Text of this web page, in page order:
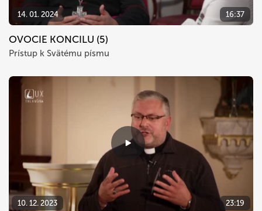
14. 01. 2024 16:37
OVOCIE KONCILU (5)
Prístup k Svätému písmu
10. 12. 2023 23:19